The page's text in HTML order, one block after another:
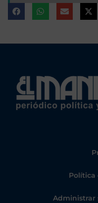
Política
Administrar